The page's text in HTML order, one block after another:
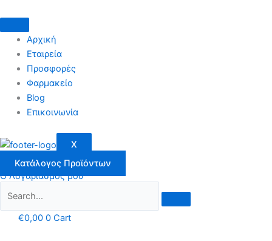
στο
περιεχόμενο
Αρχική
Εταιρεία
Προσφορές
Φαρμακείο
Blog
Επικοινωνία
X
Κατάλογος Προϊόντων
Ο Λογαριασμός μου
€0,00 0 Cart